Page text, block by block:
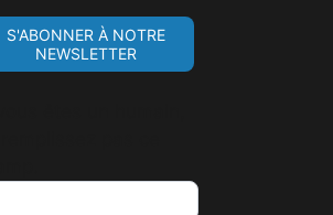
S'ABONNER À NOTRE
NEWSLETTER